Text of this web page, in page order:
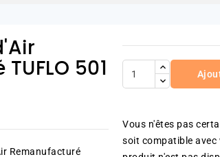
501
Remanufacturé
Vous n'êtes pas
soit compatible avec